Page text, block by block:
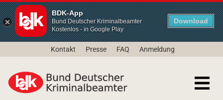
BDK-App
Bund Deutscher Kriminalbeamter
Kostenlos - in Google Play
Download
Kontakt Presse FAQ Anmeldung